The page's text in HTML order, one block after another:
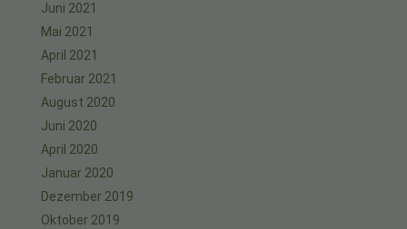
Juni 2021
Mai 2021
April 2021
Februar 2021
August 2020
Juni 2020
April 2020
Januar 2020
Dezember 2019
Oktober 2019